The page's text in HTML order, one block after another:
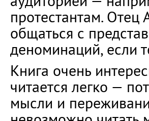
протестантам.
общаться с
деноминаций, если
Книга очень
читается легко —
мысли и